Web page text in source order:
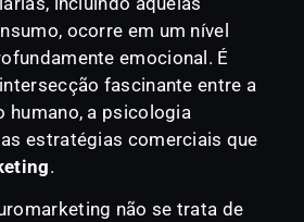
ocorre em um nível
emocional. É
fascinante entre a
humano, a psicologia
estratégias comerciais que
.
não se trata de